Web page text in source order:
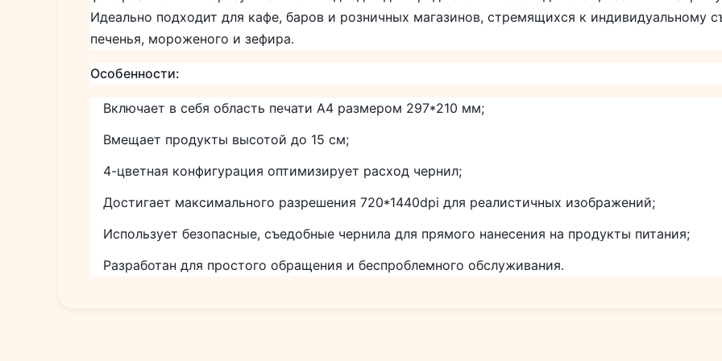
Идеально подходит для кафе, баров и розничных магазинов, стремящихся к индивидуальному
печенья, мороженого и зефира.
Особенности:
Включает в себя область печати A4 размером 297*210 мм;
Вмещает продукты высотой до 15 см;
4-цветная конфигурация оптимизирует расход чернил;
Достигает максимального разрешения 720*1440dpi для реалистичных изображений;
Использует безопасные, съедобные чернила для прямого нанесения на продукты питания;
Разработан для простого обращения и беспроблемного обслуживания.